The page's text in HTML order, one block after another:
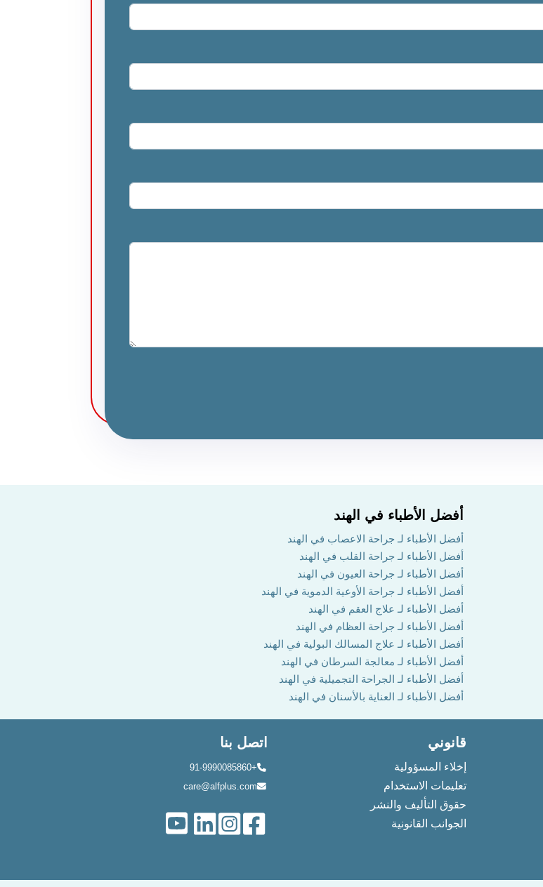
أفضل الأطباء في الهند
أفضل الأطباء لـ جراحة الاعصاب في الهند
أفضل الأطباء لـ جراحة القلب في الهند
أفضل الأطباء لـ جراحة العيون في الهند
أفضل الأطباء لـ جراحة الأوعية الدموية في الهند
أفضل الأطباء لـ علاج العقم في الهند
أفضل الأطباء لـ جراحة العظام في الهند
أفضل الأطباء لـ علاج المسالك البولية في الهند
أفضل الأطباء لـ معالجة السرطان في الهند
أفضل الأطباء لـ الجراحة التجميلية في الهند
أفضل الأطباء لـ العناية بالأسنان في الهند
قانوني
إخلاء المسؤولية
تعليمات الاستخدام
حقوق التأليف والنشر
الجوانب القانونية
اتصل بنا
+91-9990085860
care@alfplus.com